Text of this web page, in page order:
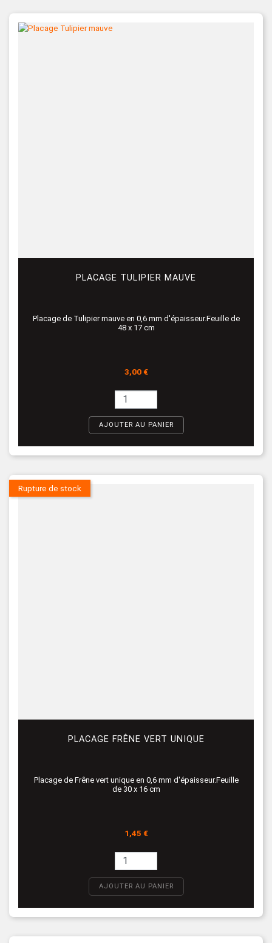
PLACAGE TULIPIER MAUVE
Placage de Tulipier mauve en 0,6 mm d'épaisseur.Feuille de
48 x 17 cm
Prix
3,00 €
AJOUTER AU PANIER
PLACAGE FRÊNE VERT UNIQUE
Placage de Frêne vert unique en 0,6 mm d'épaisseur.Feuille
de 30 x 16 cm
Prix
1,45 €
AJOUTER AU PANIER
Rupture de stock